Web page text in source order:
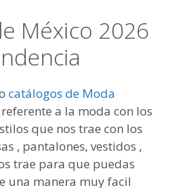
México 2026
catálogos de Moda
a la moda con los
que nos trae con los
, pantalones, vestidos ,
trae para que puedas
una manera muy facil